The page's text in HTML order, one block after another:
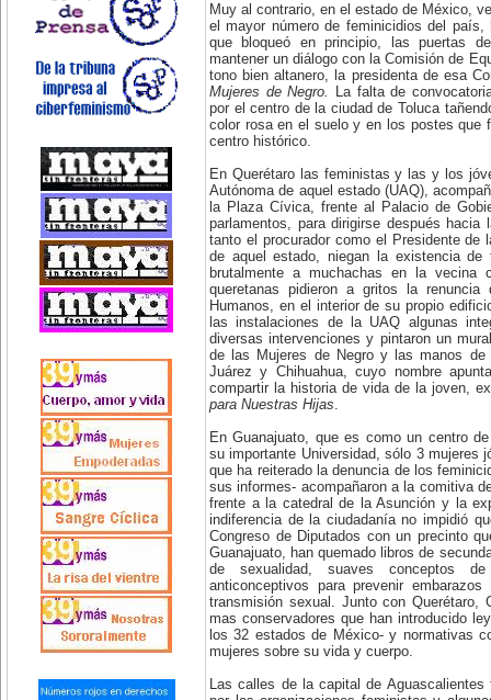
Muy al contrario, en el estado de México,
el mayor número de feminicidios del
que bloqueó en principio, las puertas
mantener un diálogo con la Comisión de
tono bien altanero, la presidenta de esa
Mujeres de Negro.
La falta de
por el centro de la ciudad de Toluca
color rosa en el suelo y en los postes que
centro histórico.
En Querétaro las feministas y las y los
Autónoma de aquel estado (UAQ),
la Plaza Cívica, frente al Palacio de
parlamentos, para dirigirse después hacia
tanto el procurador como el Presidente de
de aquel estado, niegan la existencia de
brutalmente a muchachas en la
queretanas pidieron a gritos la renuncia
Humanos, en el interior de su propio
las instalaciones de la UAQ algunas
diversas intervenciones y pintaron un
de las Mujeres de Negro y las manos
Juárez y Chihuahua, cuyo nombre
compartir la historia de vida de la joven,
para Nuestras Hijas
En Guanajuato, que es como un centro
su importante Universidad, sólo 3 mujeres
que ha reiterado la denuncia de los
sus informes- acompañaron a la comitiva
frente a la catedral de la Asunción y la
indiferencia de la ciudadanía no impidió
Congreso de Diputados con un precinto
Guanajuato, han quemado libros de
de sexualidad, suaves conceptos
anticonceptivos para prevenir
transmisión sexual. Junto con Querétaro,
mas conservadores que han introducido
los 32 estados de México- y normativas
mujeres sobre su vida y cuerpo.
Las calles de la capital de